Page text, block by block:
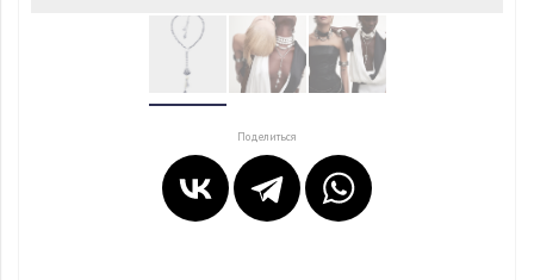
Поделиться